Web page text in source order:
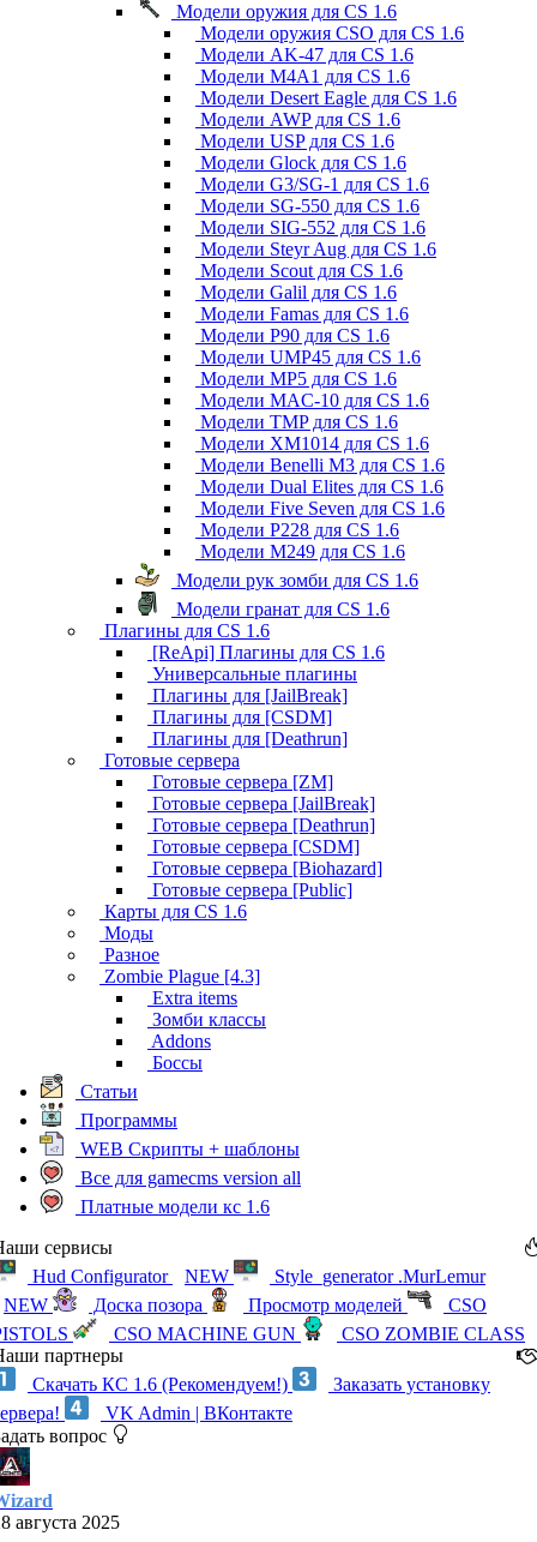
Модели оружия для CS 1.6
Модели оружия CSO для CS 1.6
Модели AK-47 для CS 1.6
Модели M4A1 для CS 1.6
Модели Desert Eagle для CS 1.6
Модели AWP для CS 1.6
Модели USP для CS 1.6
Модели Glock для CS 1.6
Модели G3/SG-1 для CS 1.6
Модели SG-550 для CS 1.6
Модели SIG-552 для CS 1.6
Модели Steyr Aug для CS 1.6
Модели Scout для CS 1.6
Модели Galil для CS 1.6
Модели Famas для CS 1.6
Модели P90 для CS 1.6
Модели UMP45 для CS 1.6
Модели MP5 для CS 1.6
Модели MAC-10 для CS 1.6
Модели TMP для CS 1.6
Модели XM1014 для CS 1.6
Модели Benelli M3 для CS 1.6
Модели Dual Elites для CS 1.6
Модели Five Seven для CS 1.6
Модели P228 для CS 1.6
Модели M249 для CS 1.6
Модели рук зомби для CS 1.6
Модели гранат для CS 1.6
Плагины для CS 1.6
[ReApi] Плагины для CS 1.6
Универсальные плагины
Плагины для [JailBreak]
Плагины для [CSDM]
Плагины для [Deathrun]
Готовые сервера
Готовые сервера [ZM]
Готовые сервера [JailBreak]
Готовые сервера [Deathrun]
Готовые сервера [CSDM]
Готовые сервера [Biohazard]
Готовые сервера [Public]
Карты для CS 1.6
Моды
Разное
Zombie Plague [4.3]
Extra items
Зомби классы
Addons
Боссы
Статьи
Программы
WEB Скрипты + шаблоны
Все для gamecms version all
Платные модели кс 1.6
сервисы
Hud Configurator
NEW
Style_generator .MurLemur
NEW
Доска позора Просмотр моделей
CSO
CSO MACHINE GUN
CSO ZOMBIE CLASS
партнеры
Скачать КС 1.6 (Рекомендуем!)
Заказать установку
VK Admin | ВКонтакте
вопрос
августа 2025